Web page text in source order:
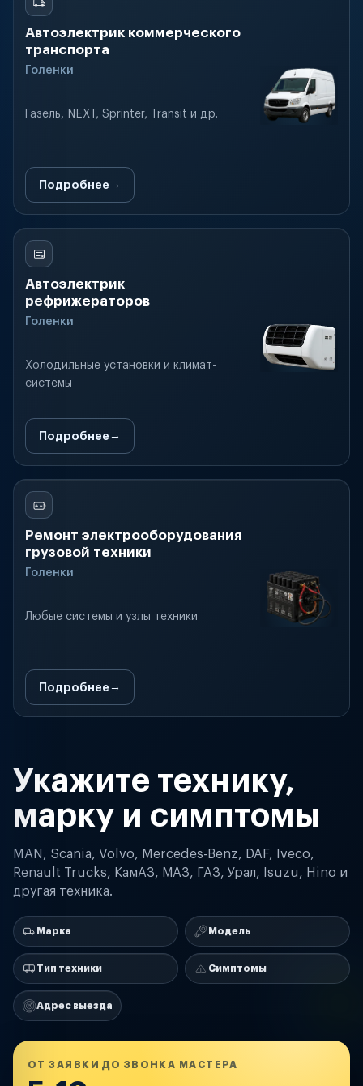
Автоэлектрик коммерческого
транспорта
Голенки
Газель, NEXT, Sprinter, Transit и др.
Подробнее
Автоэлектрик
рефрижераторов
Голенки
Холодильные установки и климат-
системы
Подробнее
Ремонт электрооборудования
грузовой техники
Голенки
Любые системы и узлы техники
Подробнее
Укажите технику,
марку и симптомы
MAN, Scania, Volvo, Mercedes-Benz, DAF, Iveco,
Renault Trucks, КамАЗ, МАЗ, ГАЗ, Урал, Isuzu, Hino и
другая техника.
Марка Модель
Тип техники Симптомы
Адрес выезда
ОТ ЗАЯВКИ ДО ЗВОНКА МАСТЕРА